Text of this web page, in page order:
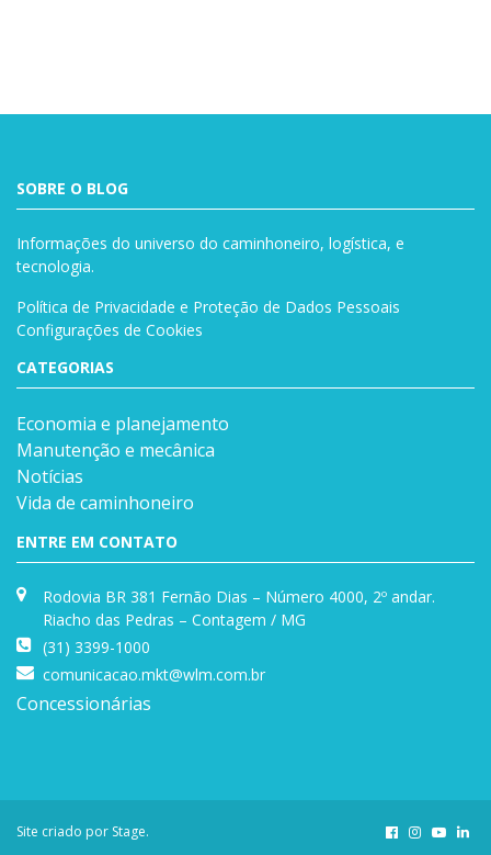
SOBRE O BLOG
Informações do universo do caminhoneiro, logística, e
tecnologia.
Política de Privacidade e Proteção de Dados Pessoais
Configurações de Cookies
CATEGORIAS
Economia e planejamento
Manutenção e mecânica
Notícias
Vida de caminhoneiro
ENTRE EM CONTATO
Rodovia BR 381 Fernão Dias – Número 4000, 2º andar.
Riacho das Pedras – Contagem / MG
(31) 3399-1000
comunicacao.mkt@wlm.com.br
Concessionárias
Site criado por Stage.